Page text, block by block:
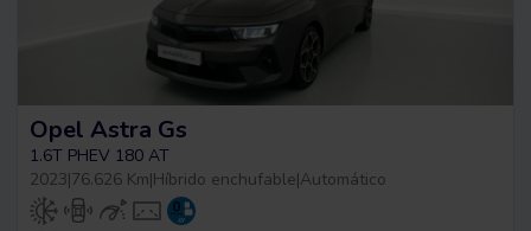
Opel Astra Gs
1.6T PHEV 180 AT
2023|76.626 Km|Híbrido enchufable|Automático